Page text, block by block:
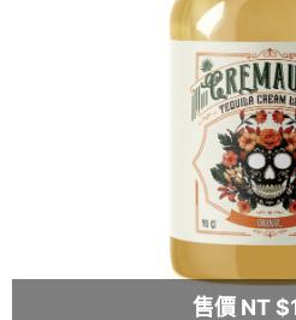
售價 NT